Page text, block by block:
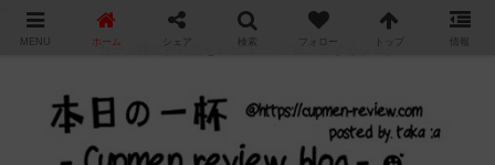
カップ麺の新商品をレビュー / アレンジするブログ
MENU ホーム シェア 検索 フォロー トップ 情報